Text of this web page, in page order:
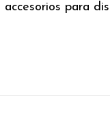
accesorios para